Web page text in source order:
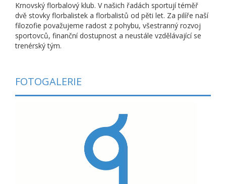
Krnovský florbalový klub. V našich řadách sportují téměř
dvě stovky florbalistek a florbalistů od pěti let. Za pilíře naší
filozofie považujeme radost z pohybu, všestranný rozvoj
sportovců, finanční dostupnost a neustále vzdělávající se
trenérský tým.
FOTOGALERIE